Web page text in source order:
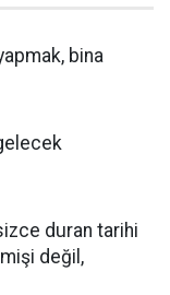
bina
duran tarihi
değil,